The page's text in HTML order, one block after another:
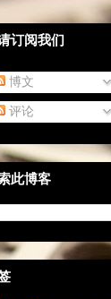
订阅我们
博文
评论
此博客